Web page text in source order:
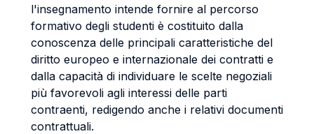
l'insegnamento intende fornire al percorso
formativo degli studenti è costituito dalla
conoscenza delle principali caratteristiche del
diritto europeo e internazionale dei contratti e
dalla capacità di individuare le scelte negoziali
più favorevoli agli interessi delle parti
contraenti, redigendo anche i relativi documenti
contrattuali.